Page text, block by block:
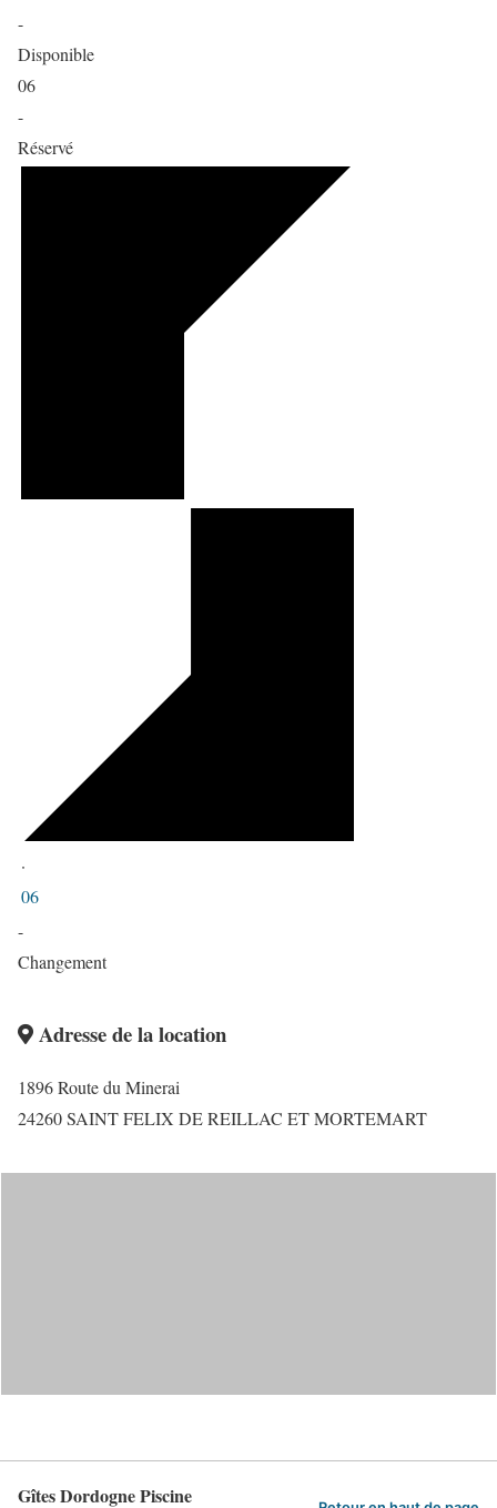
-
Disponible
06
-
Réservé
·
06
-
Changement
Adresse de la location
1896 Route du Minerai
24260 SAINT FELIX DE REILLAC ET MORTEMART
Gîtes Dordogne Piscine